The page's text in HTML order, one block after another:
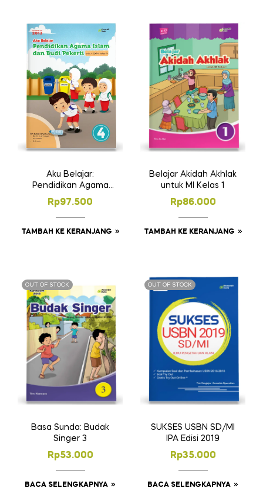
Aku Belajar:
Pendidikan Agama
Islam dan Budi
Pekerti SD Kelas 4
Rp97.500
TAMBAH KE KERANJANG
Belajar Akidah Akhlak
untuk MI Kelas 1
Rp86.000
TAMBAH KE KERANJANG
OUT OF STOCK
Basa Sunda: Budak
Singer 3
Rp53.000
BACA SELENGKAPNYA
OUT OF STOCK
SUKSES USBN SD/MI
IPA Edisi 2019
Rp35.000
BACA SELENGKAPNYA